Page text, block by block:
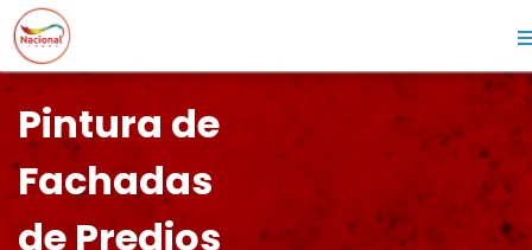
Pintura de
Fachadas
de Predios